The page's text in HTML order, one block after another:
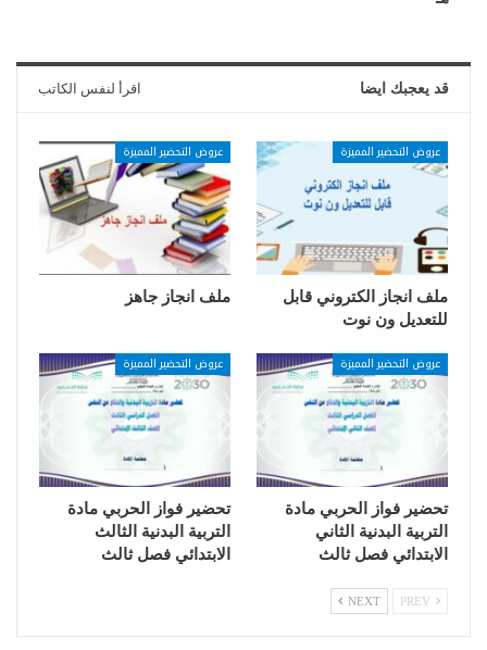
قد يعجبك ايضا اقرأ لنفس الكاتب
عروض التحضير المميزة
ملف انجاز الكتروني قابل
للتعديل ون نوت
عروض التحضير المميزة
ملف انجاز جاهز
عروض التحضير المميزة
تحضير فواز الحربي مادة
التربية البدنية الثاني
الابتدائي فصل ثالث
عروض التحضير المميزة
تحضير فواز الحربي مادة
التربية البدنية الثالث
الابتدائي فصل ثالث
NEXT